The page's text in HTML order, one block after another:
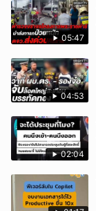
05:47
04:53
02:04